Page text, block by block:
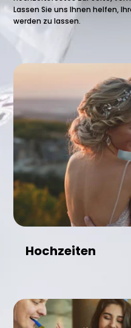
Lassen Sie uns Ihnen helfen,
werden zu lassen.
Hochzeiten